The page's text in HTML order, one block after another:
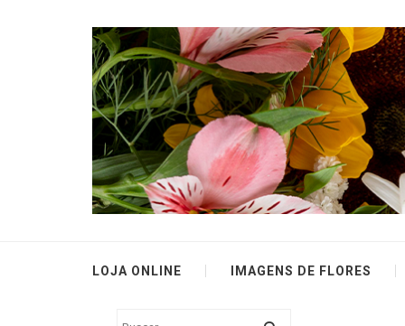
LOJA ONLINE IMAGENS DE FLORES